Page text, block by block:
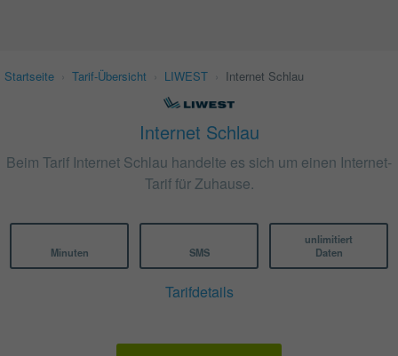
Startseite Tarif-Übersicht LIWEST Internet Schlau
Internet Schlau
Beim Tarif Internet Schlau handelte es sich um einen Internet-
Tarif für Zuhause.
Minuten SMS
unlimitiert
Daten
Tarifdetails